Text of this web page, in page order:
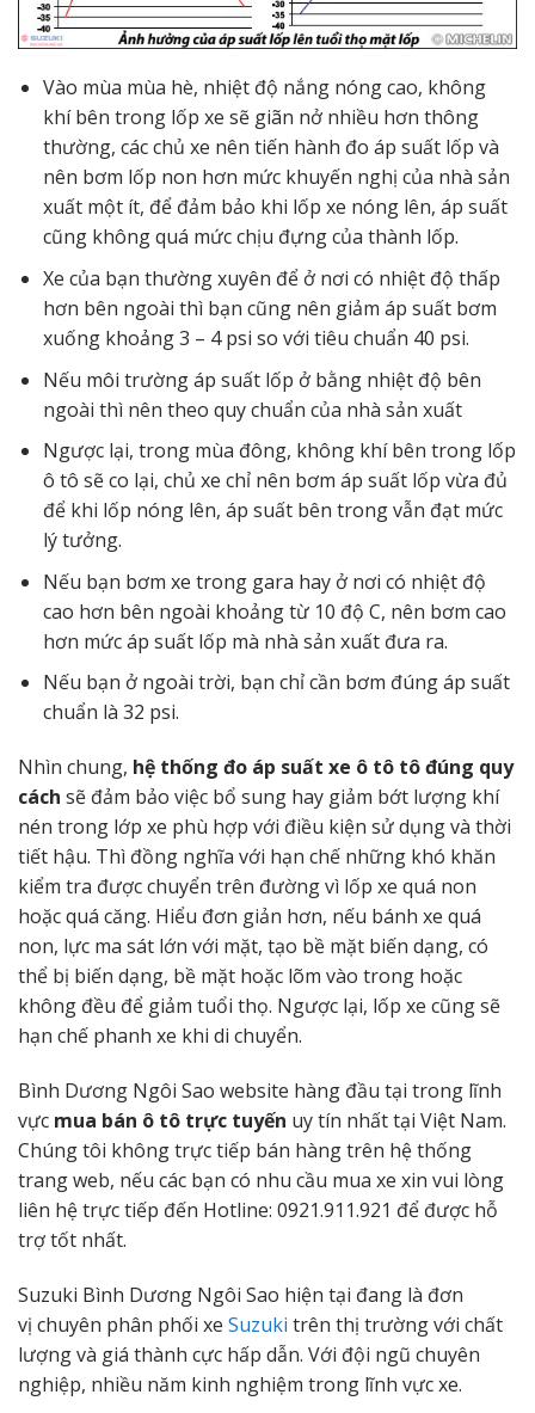
Vào mùa mùa hè, nhiệt độ nắng nóng cao, không
khí bên trong lốp xe sẽ giãn nở nhiều hơn thông
thường, các chủ xe nên tiến hành đo áp suất lốp và
nên bơm lốp non hơn mức khuyến nghị của nhà sản
xuất một ít, để đảm bảo khi lốp xe nóng lên, áp suất
cũng không quá mức chịu đựng của thành lốp.
Xe của bạn thường xuyên để ở nơi có nhiệt độ thấp
hơn bên ngoài thì bạn cũng nên giảm áp suất bơm
xuống khoảng 3 – 4 psi so với tiêu chuẩn 40 psi.
Nếu môi trường áp suất lốp ở bằng nhiệt độ bên
ngoài thì nên theo quy chuẩn của nhà sản xuất
Ngược lại, trong mùa đông, không khí bên trong lốp
ô tô sẽ co lại, chủ xe chỉ nên bơm áp suất lốp vừa đủ
để khi lốp nóng lên, áp suất bên trong vẫn đạt mức
lý tưởng.
Nếu bạn bơm xe trong gara hay ở nơi có nhiệt độ
cao hơn bên ngoài khoảng từ 10 độ C, nên bơm cao
hơn mức áp suất lốp mà nhà sản xuất đưa ra.
Nếu bạn ở ngoài trời, bạn chỉ cần bơm đúng áp suất
chuẩn là 32 psi.
Nhìn chung, hệ thống đo áp suất xe ô tô tô đúng quy
cách sẽ đảm bảo việc bổ sung hay giảm bớt lượng khí
nén trong lớp xe phù hợp với điều kiện sử dụng và thời
tiết hậu. Thì đồng nghĩa với hạn chế những khó khăn
kiểm tra được chuyển trên đường vì lốp xe quá non
hoặc quá căng. Hiểu đơn giản hơn, nếu bánh xe quá
non, lực ma sát lớn với mặt, tạo bề mặt biến dạng, có
thể bị biến dạng, bề mặt hoặc lõm vào trong hoặc
không đều để giảm tuổi thọ. Ngược lại, lốp xe cũng sẽ
hạn chế phanh xe khi di chuyển.
Bình Dương Ngôi Sao website hàng đầu tại trong lĩnh
vực mua bán ô tô trực tuyến uy tín nhất tại Việt Nam.
Chúng tôi không trực tiếp bán hàng trên hệ thống
trang web, nếu các bạn có nhu cầu mua xe xin vui lòng
liên hệ trực tiếp đến Hotline: 0921.911.921 để được hỗ
trợ tốt nhất.
Suzuki Bình Dương Ngôi Sao hiện tại đang là đơn
vị chuyên phân phối xe Suzuki trên thị trường với chất
lượng và giá thành cực hấp dẫn. Với đội ngũ chuyên
nghiệp, nhiều năm kinh nghiệm trong lĩnh vực xe.